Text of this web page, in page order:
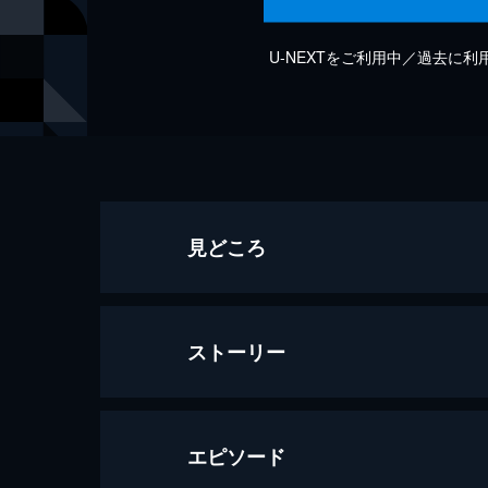
U-NEXTをご利用中／過去に利
見どころ
ストーリー
エピソード